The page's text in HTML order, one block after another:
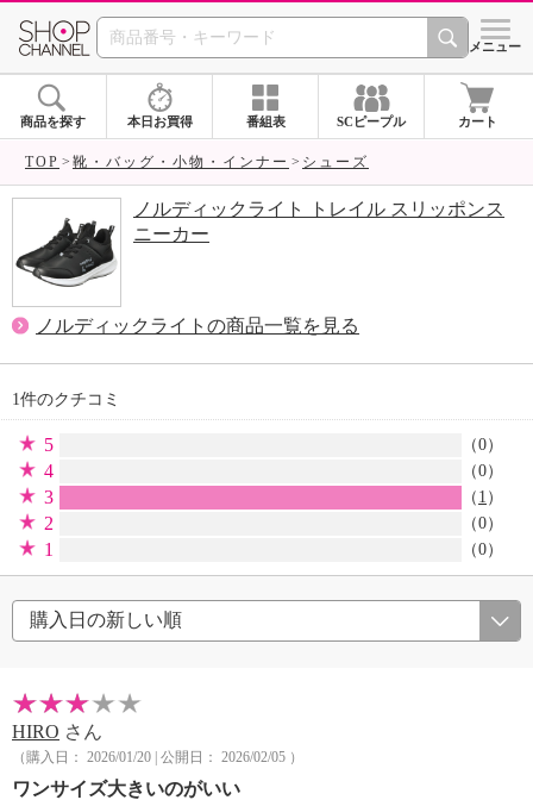
SHOP CHANNEL シメニュー
商品を探す 本日お買得 番組表 SCピープル カート
TOP 靴・バッグ・小物・インナー シューズ
ノルディックライト トレイル スリッポンス
ニーカー
ノルディックライトの商品一覧を見る
1件のクチコミ
5 （0）
4 （0）
3 （ 1 ）
2 （0）
1 （0）
HIRO さん
（購入日： 2026/01/20 | 公開日： 2026/02/05 ）
ワンサイズ大きいのがいい